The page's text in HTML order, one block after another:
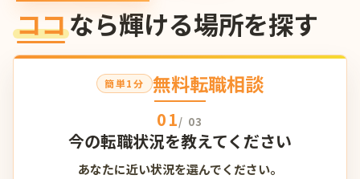
ココなら輝ける場所を探す
簡単1分 無料転職相談
01/ 03
今の転職状況を教えてください
あなたに近い状況を選んでください。